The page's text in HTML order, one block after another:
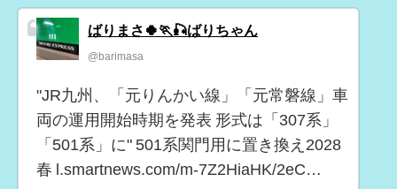
ばりまさ🍀🏃🎣ばりちゃん
@barimasa
"JR九州、「元りんかい線」「元常磐線」車
両の運用開始時期を発表 形式は「307系」
「501系」に" 501系関門用に置き換え2028
春 l.smartnews.com/m-7Z2HiaHK/2eC…